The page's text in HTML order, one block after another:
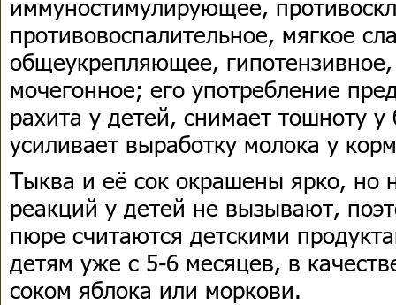
иммуностимулирующее,
противовоспалительное, мягкое
общеукрепляющее,
мочегонное; его употребление
рахита у детей, снимает тошноту
усиливает выработку молока у
Тыква и её сок окрашены ярко, но
реакций у детей не вызывают,
пюре считаются детскими
детям уже с 5-6 месяцев, в
соком яблока или моркови.